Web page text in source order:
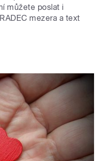
můžete poslat i
mezera a text